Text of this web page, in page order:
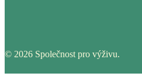
© 2026 Společnost pro výživu.